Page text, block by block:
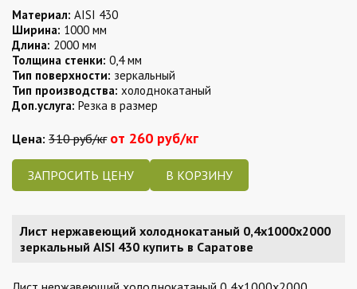
Материал: AISI 430
Ширина: 1000 мм
Длина: 2000 мм
Толщина стенки: 0,4 мм
Тип поверхности: зеркальный
Тип производства: холоднокатаный
Доп.услуга: Резка в размер
Цена: 310 руб/кг от 260 руб/кг
ЗАПРОСИТЬ ЦЕНУ
Лист нержавеющий холоднокатаный 0,4х1000х2000
зеркальный AISI 430 купить в Саратове